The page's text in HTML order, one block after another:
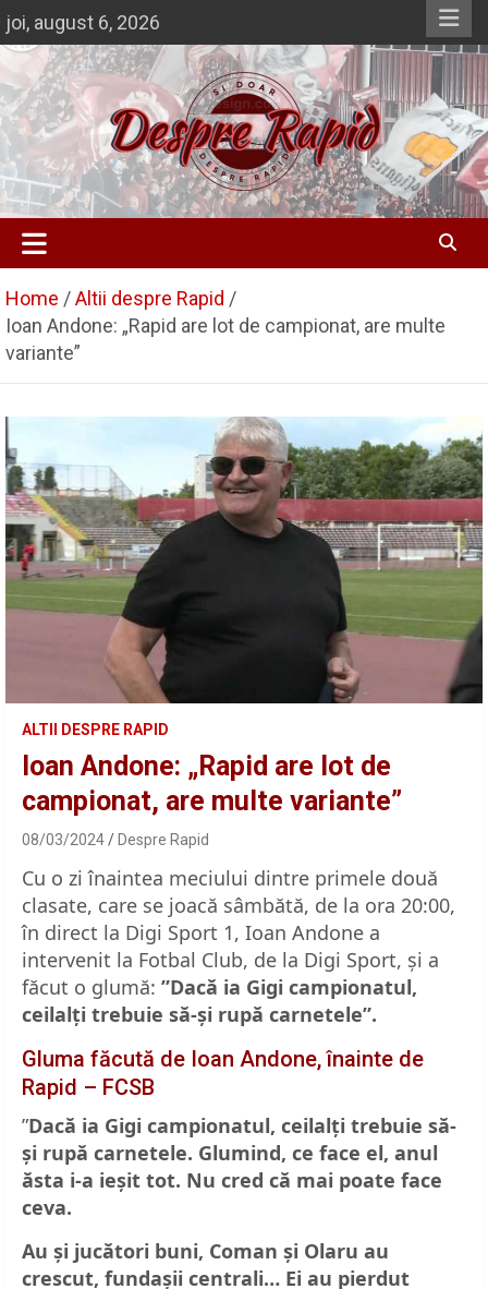
to
content
joi, august 6, 2026
Despre Rapid
Si doar … despre Rapid
Home
Altii despre Rapid
Ioan Andone: „Rapid are lot de campionat, are multe
variante”
ALTII DESPRE RAPID
Ioan Andone: „Rapid are lot de
campionat, are multe variante”
08/03/2024 Despre Rapid
Cu o zi înaintea meciului dintre primele două
clasate, care se joacă sâmbătă, de la ora 20:00,
în direct la Digi Sport 1, Ioan Andone a
intervenit la Fotbal Club, de la Digi Sport, și a
făcut o glumă: ”Dacă ia Gigi campionatul,
ceilalți trebuie să-și rupă carnetele”.
Gluma făcută de Ioan Andone, înainte de
Rapid – FCSB
”Dacă ia Gigi campionatul, ceilalți trebuie să-
și rupă carnetele. Glumind, ce face el, anul
ăsta i-a ieșit tot. Nu cred că mai poate face
ceva.
Au și jucători buni, Coman și Olaru au
crescut, fundașii centrali… Ei au pierdut